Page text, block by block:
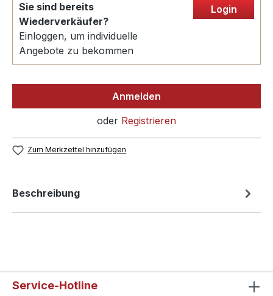
Sie sind bereits
Wiederverkäufer?
Einloggen, um individuelle
Angebote zu bekommen
Login
Anmelden
oder Registrieren
Zum Merkzettel hinzufügen
Beschreibung
Service-Hotline